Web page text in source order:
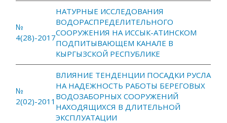
№
4(28)-2017
НАТУРНЫЕ ИССЛЕДОВАНИЯ
ВОДОРАСПРЕДЕЛИТЕЛЬНОГО
СООРУЖЕНИЯ НА ИССЫК-АТИНСКОМ
ПОДПИТЫВАЮЩЕМ КАНАЛЕ В
КЫРГЫЗСКОЙ РЕСПУБЛИКЕ
№
2(02)-2011
ВЛИЯНИЕ ТЕНДЕНЦИИ ПОСАДКИ РУСЛА
НА НАДЕЖНОСТЬ РАБОТЫ БЕРЕГОВЫХ
ВОДОЗАБОРНЫХ СООРУЖЕНИЙ
НАХОДЯЩИХСЯ В ДЛИТЕЛЬНОЙ
ЭКСПЛУАТАЦИИ